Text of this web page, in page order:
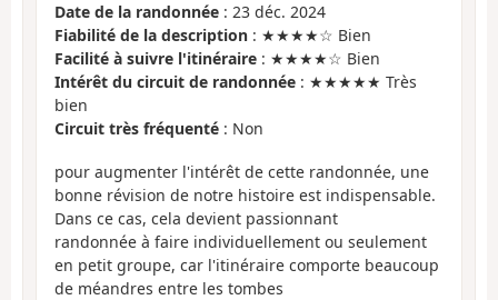
Date de la randonnée : 23 déc. 2024
Fiabilité de la description : ★★★★☆ Bien
Facilité à suivre l'itinéraire : ★★★★☆ Bien
Intérêt du circuit de randonnée : ★★★★★ Très
bien
Circuit très fréquenté : Non
pour augmenter l'intérêt de cette randonnée, une
bonne révision de notre histoire est indispensable.
Dans ce cas, cela devient passionnant
randonnée à faire individuellement ou seulement
en petit groupe, car l'itinéraire comporte beaucoup
de méandres entre les tombes